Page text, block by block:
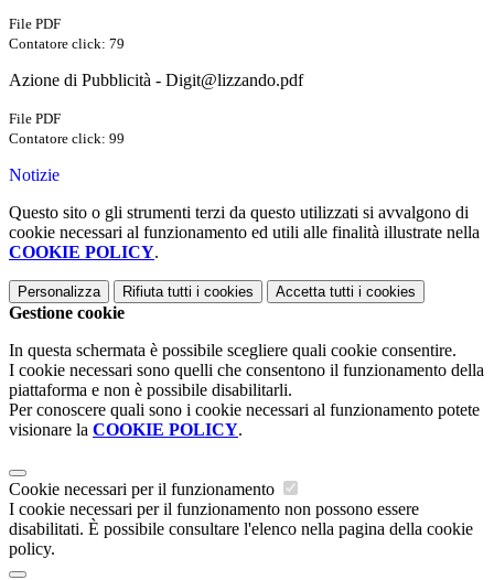
File PDF
Contatore click: 79
Azione di Pubblicità - Digit@lizzando.pdf
File PDF
Contatore click: 99
Notizie
Questo sito o gli strumenti terzi da questo utilizzati si avvalgono di
cookie necessari al funzionamento ed utili alle finalità illustrate nella
COOKIE POLICY.
Personalizza Rifiuta tutti i cookies Accetta tutti i cookies
Gestione cookie
In questa schermata è possibile scegliere quali cookie consentire.
I cookie necessari sono quelli che consentono il funzionamento della
piattaforma e non è possibile disabilitarli.
Per conoscere quali sono i cookie necessari al funzionamento potete
visionare la COOKIE POLICY.
Cookie necessari per il funzionamento
I cookie necessari per il funzionamento non possono essere
disabilitati. È possibile consultare l'elenco nella pagina della cookie
policy.